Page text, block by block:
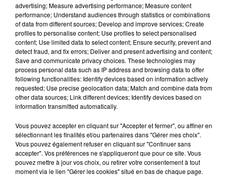
TEDDY SWIMS
Mr Know It All
BRUNO MARS
5h26
5h26 5h22
5h22
advertising; Measure advertising performance; Measure content
performance; Understand audiences through statistics or combinations
of data from different sources; Develop and improve services; Create
profiles to personalise content; Use profiles to select personalised
content; Use limited data to select content; Ensure security, prevent and
detect fraud, and fix errors; Deliver and present advertising and content;
Save and communicate privacy choices. These technologies may
process personal data such as IP address and browsing data to offer
following functionalities: Identify devices based on information actively
requested; Use precise geolocation data; Match and combine data from
other data sources; Link different devices; Identify devices based on
information transmitted automatically.
Vous pouvez accepter en cliquant sur "Accepter et fermer", ou affiner en
sélectionnant les finalités et/ou partenaires dans "Gérer mes choix".
Vous pouvez également refuser en cliquant sur "Continuer sans
accepter". Vos préférences ne s'appliqueront que pour ce site. Vous
pouvez mettre à jour vos choix, ou retirer votre consentement à tout
moment via le lien "Gérer les cookies" situé en bas de chaque page.